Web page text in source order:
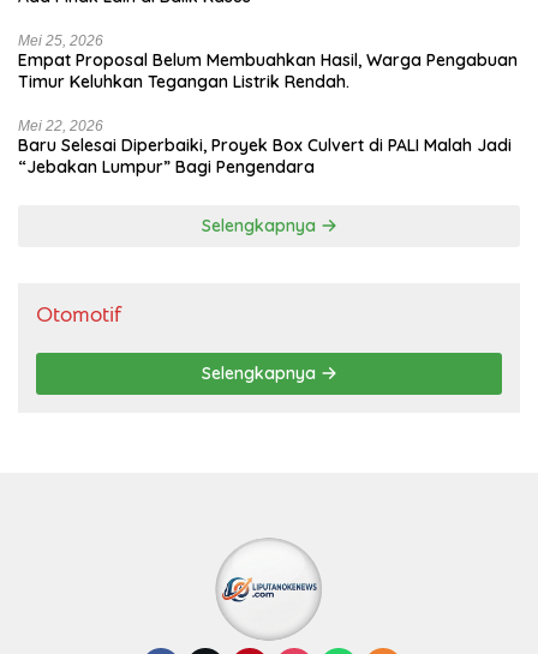
Mei 25, 2026
Empat Proposal Belum Membuahkan Hasil, Warga Pengabuan
Timur Keluhkan Tegangan Listrik Rendah.
Mei 22, 2026
Baru Selesai Diperbaiki, Proyek Box Culvert di PALI Malah Jadi
“Jebakan Lumpur” Bagi Pengendara
Selengkapnya
Otomotif
Selengkapnya